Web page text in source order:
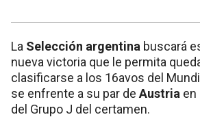
La Selección argentina buscará
nueva victoria que le permita
clasificarse a los 16avos del
se enfrente a su par de Austria en
del Grupo J del certamen.